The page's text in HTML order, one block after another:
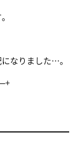
なりました…。